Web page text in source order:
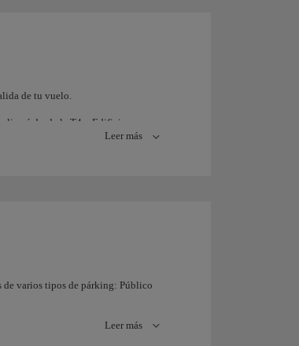
de tu vuelo.
desde la T4 o Edificio
Leer más
de varios tipos de párking: Público
desde la T4 o Edificio
Leer más